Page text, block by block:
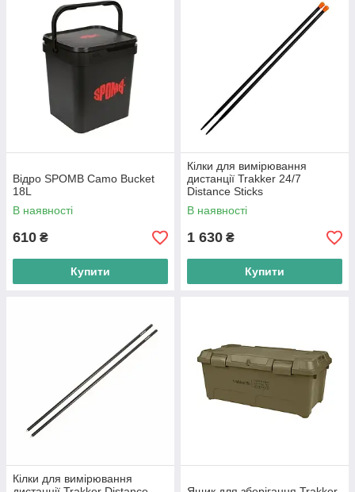
Відро SPOMB Camo Bucket
18L
В наявності
610 ₴
Купити
Кілки для вимірювання
дистанції Trakker 24/7
Distance Sticks
В наявності
1 630 ₴
Купити
Кілки для вимірювання